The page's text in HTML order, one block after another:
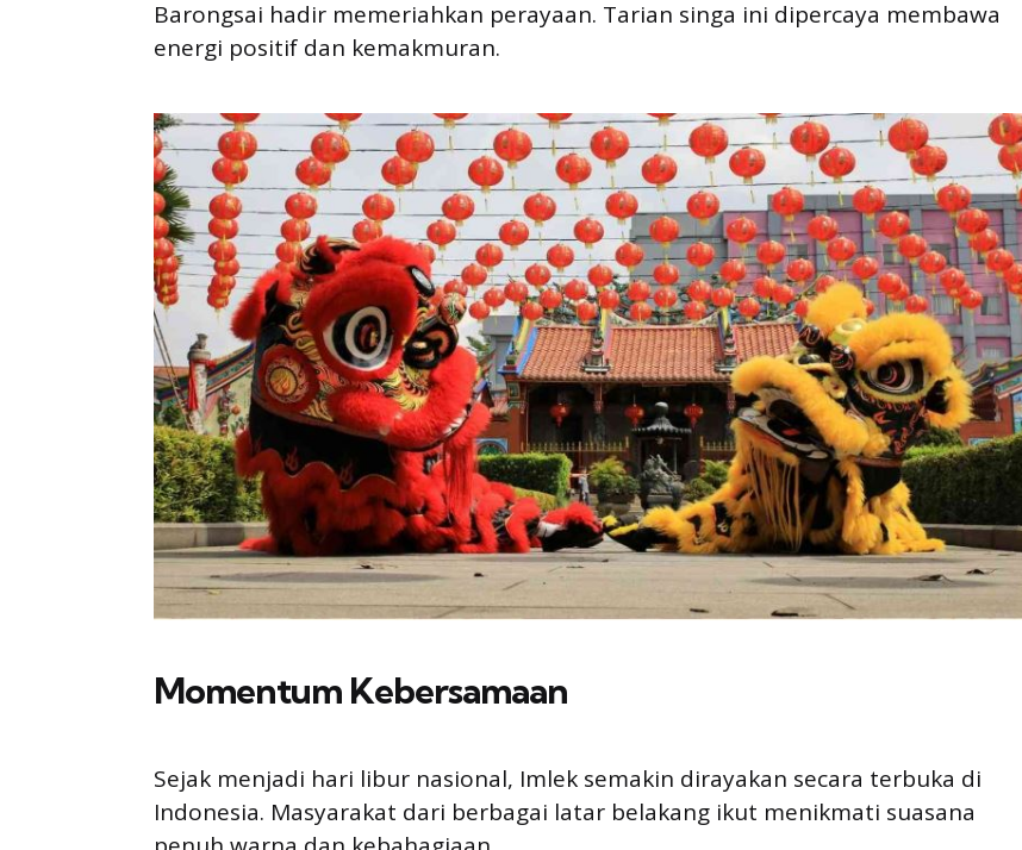
Barongsai hadir memeriahkan perayaan. Tarian singa ini dipercaya membawa
energi positif dan kemakmuran.
Momentum Kebersamaan
Sejak menjadi hari libur nasional, Imlek semakin dirayakan secara terbuka di
Indonesia. Masyarakat dari berbagai latar belakang ikut menikmati suasana